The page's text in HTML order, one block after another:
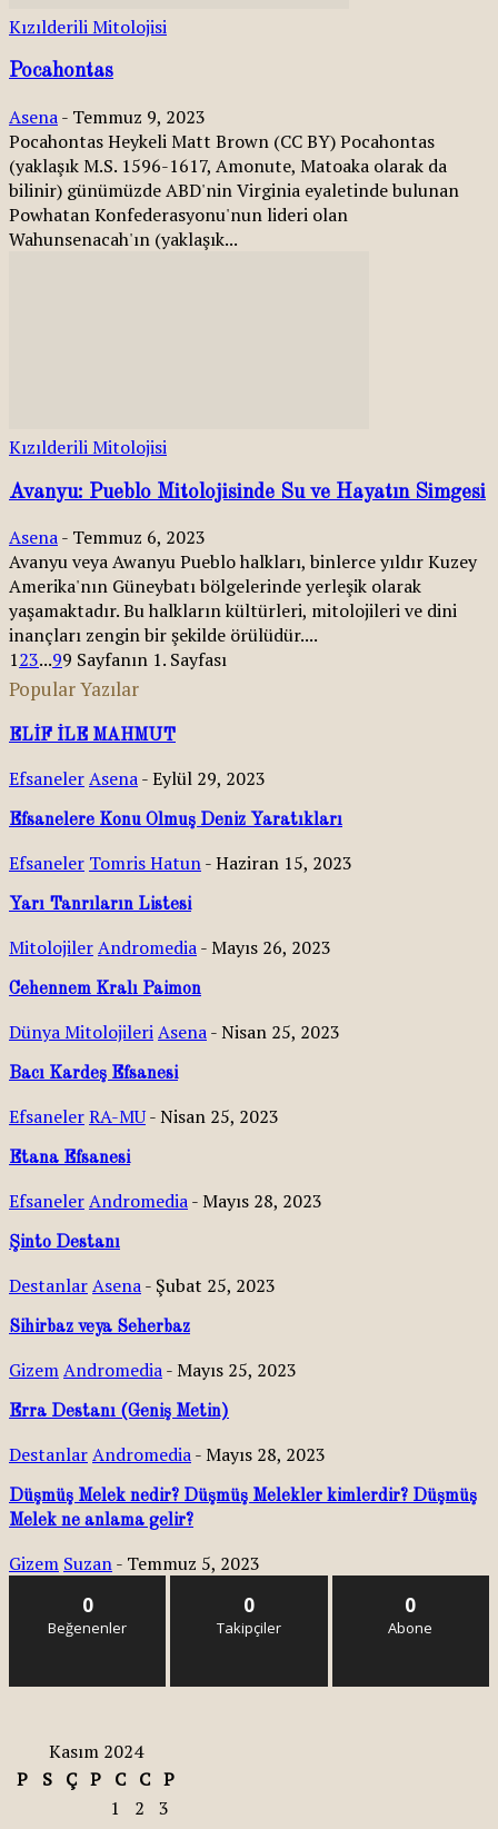
Kızılderili Mitolojisi
Pocahontas
Asena- Temmuz 9, 2023
Pocahontas Heykeli Matt Brown (CC BY) Pocahontas
(yaklaşık M.S. 1596-1617, Amonute, Matoaka olarak da
bilinir) günümüzde ABD'nin Virginia eyaletinde bulunan
Powhatan Konfederasyonu'nun lideri olan
Wahunsenacah'ın (yaklaşık...
Kızılderili Mitolojisi
Avanyu: Pueblo Mitolojisinde Su ve Hayatın Simgesi
Asena- Temmuz 6, 2023
Avanyu veya Awanyu Pueblo halkları, binlerce yıldır Kuzey
Amerika'nın Güneybatı bölgelerinde yerleşik olarak
yaşamaktadır. Bu halkların kültürleri, mitolojileri ve dini
inançları zengin bir şekilde örülüdür....
123...99 Sayfanın 1. Sayfası
Popular Yazılar
ELİF İLE MAHMUT
EfsanelerAsena-Eylül 29, 2023
Efsanelere Konu Olmuş Deniz Yaratıkları
Efsaneler Tomris Hatun-Haziran 15, 2023
Yarı Tanrıların Listesi
MitolojilerAndromedia-Mayıs 26, 2023
Cehennem Kralı Paimon
Dünya MitolojileriAsena-Nisan 25, 2023
Bacı Kardeş Efsanesi
EfsanelerRA-MU-Nisan 25, 2023
Etana Efsanesi
EfsanelerAndromedia-Mayıs 28, 2023
Şinto Destanı
DestanlarAsena- Şubat 25, 2023
Sihirbaz veya Seherbaz
GizemAndromedia-Mayıs 25, 2023
Erra Destanı (Geniş Metin)
DestanlarAndromedia-Mayıs 28, 2023
Düşmüş Melek nedir? Düşmüş Melekler kimlerdir? Düşmüş
Melek ne anlama gelir?
Gizem Suzan- Temmuz 5, 2023
0
Beğenenler
0
Takipçiler
0
Abone
Kasım 2024
P
S Ç P C C P
1
2
3